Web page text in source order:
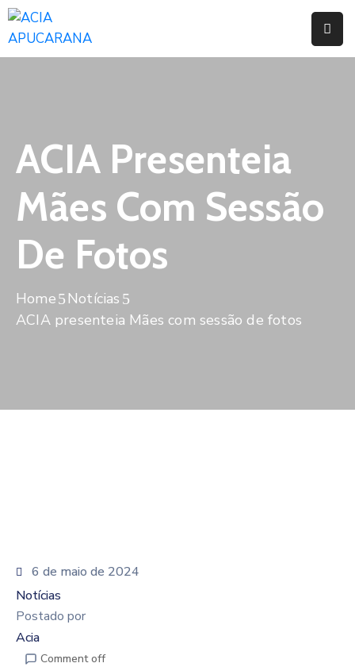
Serviços
Campanhas
Convênios
Benefícios
Desenvolve
ACIA Presenteia
Mães Com Sessão
De Fotos
Home
Notícias
ACIA presenteia Mães com sessão de fotos
6 de maio de 2024
Notícias
Postado por
Acia
Comment off